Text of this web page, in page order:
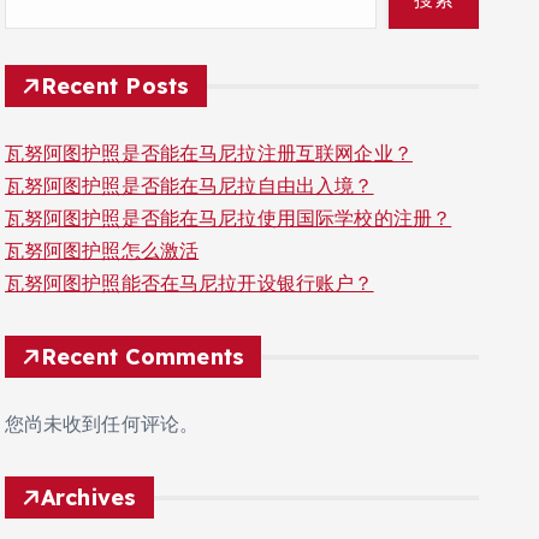
Recent Posts
瓦努阿图护照是否能在马尼拉注册互联网企业？
瓦努阿图护照是否能在马尼拉自由出入境？
瓦努阿图护照是否能在马尼拉使用国际学校的注册？
瓦努阿图护照怎么激活
瓦努阿图护照能否在马尼拉开设银行账户？
Recent Comments
您尚未收到任何评论。
Archives